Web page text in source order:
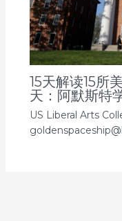
15天解读15所
天：阿默斯特
US Liberal Arts